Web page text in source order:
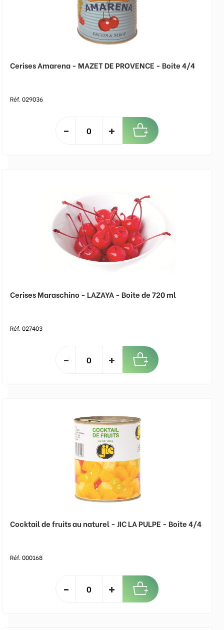
Cerises Amarena - MAZET DE PROVENCE - Boite 4/4
Réf. 029036
Cerises Maraschino - LAZAYA - Boite de 720 ml
Réf. 027403
Cocktail de fruits au naturel - JIC LA PULPE - Boite 4/4
Réf. 000168